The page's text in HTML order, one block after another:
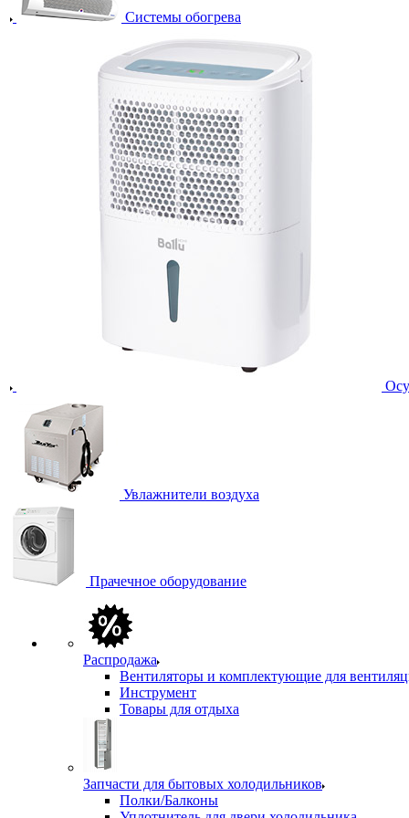
Системы обогрева
Увлажнители воздуха
Прачечное оборудование
Распродажа
Вентиляторы и комплектующие для
Инструмент
Товары для отдыха
Запчасти для бытовых холодильников
Полки/Балконы